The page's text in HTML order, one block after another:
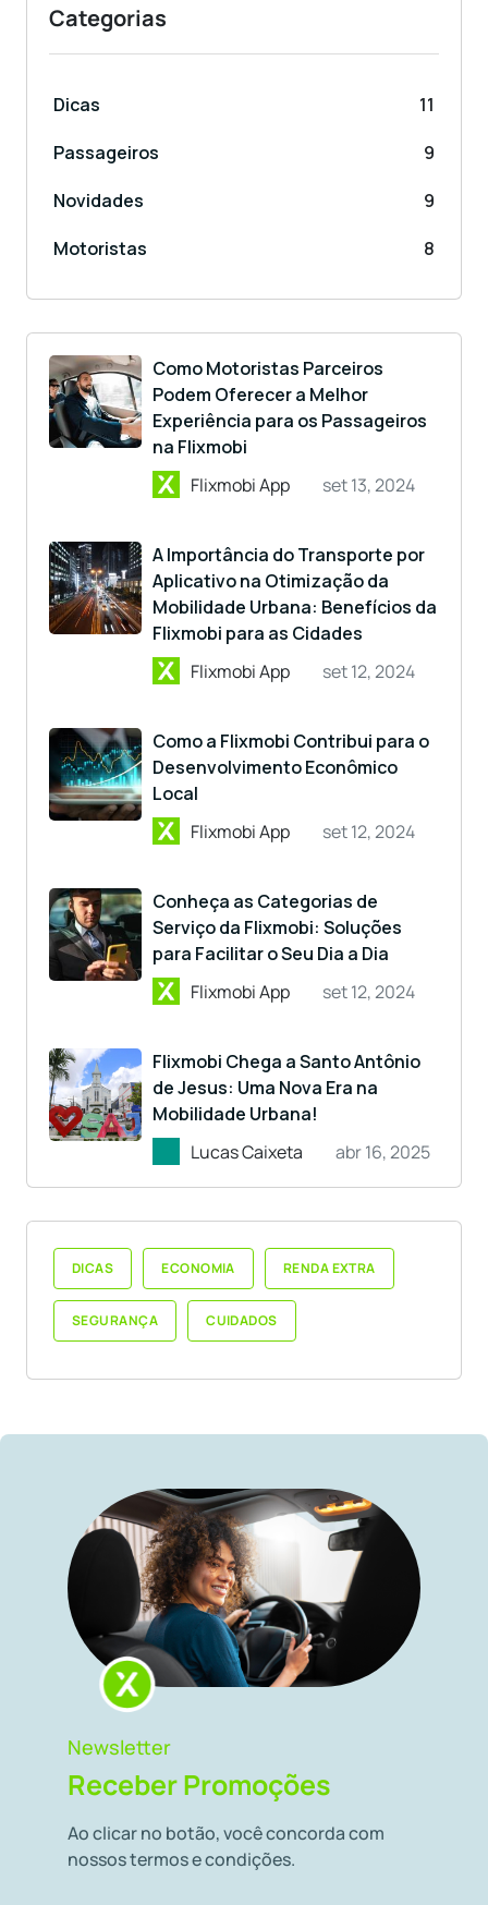
Categorias
Dicas
11
Passageiros
9
Novidades
9
Motoristas
8
Como Motoristas Parceiros
Podem Oferecer a Melhor
Experiência para os Passageiros
na Flixmobi
Flixmobi App
set 13, 2024
A Importância do Transporte por
Aplicativo na Otimização da
Mobilidade Urbana: Benefícios da
Flixmobi para as Cidades
Flixmobi App
set 12, 2024
Como a Flixmobi Contribui para o
Desenvolvimento Econômico
Local
Flixmobi App
set 12, 2024
Conheça as Categorias de
Serviço da Flixmobi: Soluções
para Facilitar o Seu Dia a Dia
Flixmobi App
set 12, 2024
Flixmobi Chega a Santo Antônio
de Jesus: Uma Nova Era na
Mobilidade Urbana!
Lucas Caixeta
abr 16, 2025
DICAS ECONOMIA RENDA EXTRA
SEGURANÇA CUIDADOS
Newsletter
Receber Promoções
Ao clicar no botão, você concorda com
nossos termos e condições.